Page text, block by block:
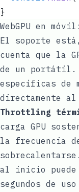
}
WebGPU en
El soporte
cuenta que la
de un portátil.
específicas de
directamente
Throttling
carga GPU
la frecuencia
al inicio puede
segundos de